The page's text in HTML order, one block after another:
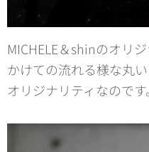
MICHELE＆shinのオリ
かけての流れる様な丸
オリジナリティなのです。